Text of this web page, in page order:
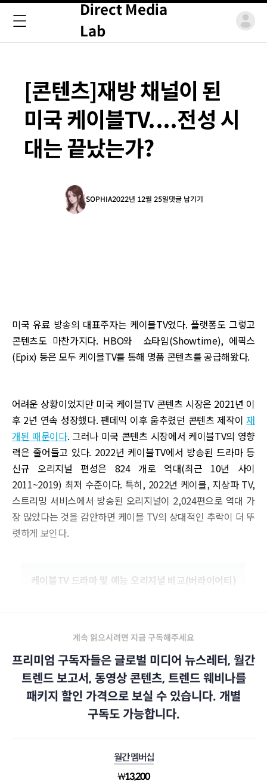
Direct Media
Lab
[콘텐츠]재방 채널이 된
미국 케이블TV....전성 시
대는 끝났는가?
SOPHIA2022년 12월 25일댓글 남기기
미국 유료 방송의 대표주자는 케이블TV였다. 플랫폼도 그렇고
콘텐츠도 마찬가지다. HBO와 쇼타임(Showtime), 에픽스
(Epix) 등은 모두 케이블TV를 통해 명품 콘텐츠를 공급해왔다.
어려운 상황이었지만 미국 케이블TV 콘텐츠 시장은 2021년 이
후 2년 연속 성장했다. 팬데믹 이후 움추렸던 콘텐츠 제작이재
개된 때문이다. 그러나 미국 콘텐츠 시장에서 케이블TV의 영향
력은 줄어들고 있다. 2022년 케이블TV에서 방송된 드라마 등
신규 오리지널 편성은 824 개로 역대(최근 10년 사이
2011~2019) 최저 수준이다. 특히, 2022년 케이블, 지상파 TV,
스트리밍 서비스에서 방송된 오리지널이 2,024편으로 역대 가
장 많았다는 것을 감안하면 케이블 TV의 상대적인 추락이 더 뚜
렷하게 보인다.
케이블TV 드라마 및 예능 오리지널 비교(버라이어티)
계속 읽으시려면 지금 구독해주세요
프리미엄 구독자들은 글로벌 미디어 뉴스레터, 월간
트렌드 보고서, 동영상 콘텐츠, 트렌드 웨비나를
패키지 할인 가격으로 보실 수 있습니다. 개별
구독도 가능합니다.
월간 멤버십
₩13,200